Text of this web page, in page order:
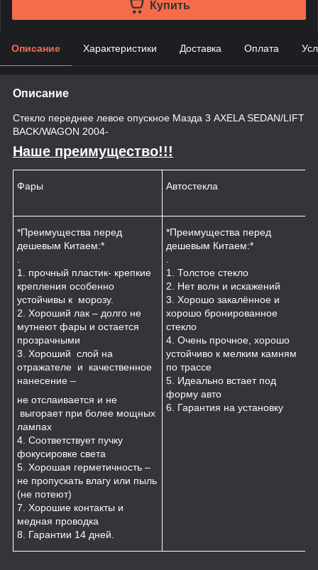
Купить
Описание Характеристики Доставка Оплата
Описание
Стекло переднее левое опускное Мазда 3 AXELA SEDAN/LIFT
BACK/WAGON 2004-
Наше преимущество!!!
Фары Автостекла
*Преимущества перед
дешевым Китаем:*
.
1. прочный пластик- крепкие
крепления особенно
устойчивы к морозу.
2. Хороший лак – долго не
мутнеют фары и остается
прозрачными
3. Хороший слой на
отражателе и качественное
нанесение –
не отслаивается и не
выгорает при более мощных
лампах
4. Соответствует пучку
фокусировке света
5. Хорошая герметичность –
не пропускать влагу или пыль
(не потеют)
7. Хорошие контакты и
медная проводка
8. Гарантии 14 дней.
*Преимущества перед
дешевым Китаем:*
.
1. Толстое стекло
2. Нет волн и искажений
3. Хорошо закалённое и
хорошо бронированное
стекло
4. Очень прочное, хорошо
устойчиво к мелким камням
по трассе
5. Идеально встает под
форму авто
6. Гарантия на установку